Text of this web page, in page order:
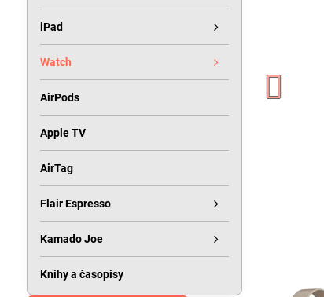
iPad
Watch
AirPods
Apple TV
AirTag
Flair Espresso
Kamado Joe
Knihy a časopisy